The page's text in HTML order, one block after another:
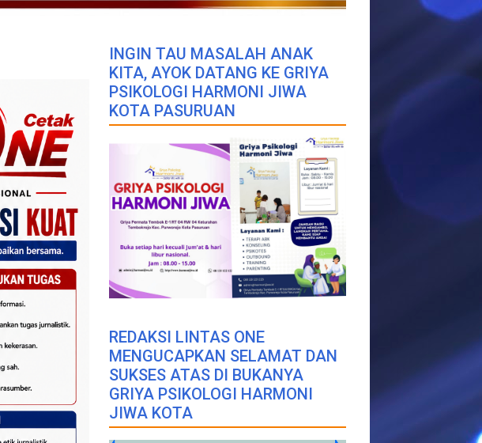
INGIN TAU MASALAH ANAK
KITA, AYOK DATANG KE GRIYA
PSIKOLOGI HARMONI JIWA
KOTA PASURUAN
REDAKSI LINTAS ONE
MENGUCAPKAN SELAMAT DAN
SUKSES ATAS DI BUKANYA
GRIYA PSIKOLOGI HARMONI
JIWA KOTA